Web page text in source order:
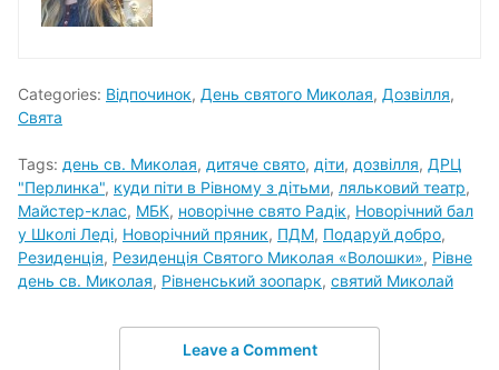
Categories: Відпочинок, День святого Миколая, Дозвілля,
Свята
Tags: день св. Миколая, дитяче свято, діти, дозвілля, ДРЦ
"Перлинка", куди піти в Рівному з дітьми, ляльковий театр,
Майстер-клас, МБК, новорічне свято Радік, Новорічний бал
у Школі Леді, Новорічний пряник, ПДМ, Подаруй добро,
Резиденція, Резиденція Святого Миколая «Волошки», Рівне
день св. Миколая, Рівненський зоопарк, святий Миколай
Leave a Comment